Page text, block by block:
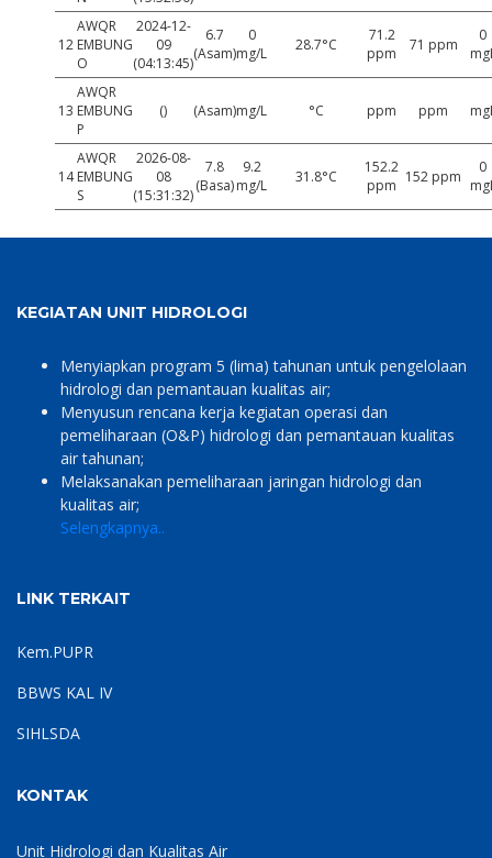
12
AWQR
EMBUNG
O
2024-12-
09
(04:13:45)
6.7
(Asam)
0
mg/L
28.7°C
71.2
ppm
71 ppm
0
13
AWQR
EMBUNG
P
() (Asam)mg/L °C ppm ppm
14
AWQR
EMBUNG
S
2026-08-
08
(15:31:32)
7.8
(Basa)
9.2
mg/L
31.8°C
152.2
ppm 152 ppm
0
KEGIATAN UNIT HIDROLOGI
Menyiapkan program 5 (lima) tahunan untuk pengelolaan
hidrologi dan pemantauan kualitas air;
Menyusun rencana kerja kegiatan operasi dan
pemeliharaan (O&P) hidrologi dan pemantauan kualitas
air tahunan;
Melaksanakan pemeliharaan jaringan hidrologi dan
kualitas air;
Selengkapnya..
LINK TERKAIT
Kem.PUPR
BBWS KAL IV
SIHLSDA
KONTAK
Unit Hidrologi dan Kualitas Air